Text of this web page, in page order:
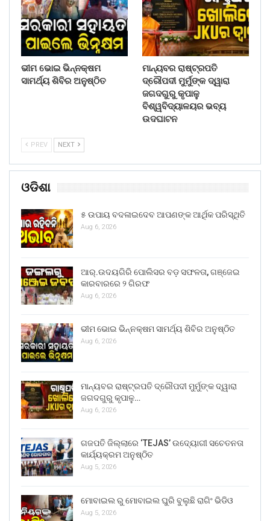
ଭୀମ ଭୋଇ ଭିନ୍ନକ୍ଷମ
ସାମର୍ଥ୍ୟ ଶିବିର ଅନୁଷ୍ଠିତ
ମାନ୍ୟବର ରାଷ୍ଟ୍ରପତି
ଦ୍ରୌପଦୀ ମୁର୍ମୁଙ୍କ ଦ୍ୱାରା
ଜଗଦଗୁରୁ କୃପାଳୁ
ବିଶ୍ୱବିଦ୍ୟାଳୟର ଭବ୍ୟ
ଉଦଘାଟନ
PREV NEXT
ଓଡିଶା
୫ ଉପାୟ ବଦଳାଇଦେବ ଆପଣଙ୍କ ଆର୍ଥିକ ପରିସ୍ଥିତି
Aug 6, 2026
ଆର୍.ଉଦୟଗିରି ପୋଲିସର ବଡ଼ ସଫଳତା, ଗଞ୍ଜେଇ
କାରବାରରେ ୨ ଗିରଫ
Aug 6, 2026
ଭୀମ ଭୋଇ ଭିନ୍ନକ୍ଷମ ସାମର୍ଥ୍ୟ ଶିବିର ଅନୁଷ୍ଠିତ
Aug 6, 2026
ମାନ୍ୟବର ରାଷ୍ଟ୍ରପତି ଦ୍ରୌପଦୀ ମୁର୍ମୁଙ୍କ ଦ୍ୱାରା
ଜଗଦଗୁରୁ କୃପାଳୁ…
Aug 6, 2026
ଗଜପତି ଜିଲ୍ଲାରେ ‘TEJAS’ ଉଦ୍ୟୋଗୀ ସଚେତନତା
କାର୍ଯ୍ୟକ୍ରମ ଅନୁଷ୍ଠିତ
Aug 5, 2026
ମୋବାଇଲ ରୁ ମୋବାଇଲ ଘୁରି ବୁଲୁଛି ରାଗିଂ ଭିଡିଓ
Aug 5, 2026